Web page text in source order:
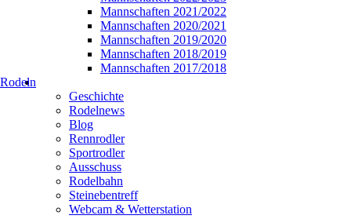
Mannschaften 2021/2022
Mannschaften 2020/2021
Mannschaften 2019/2020
Mannschaften 2018/2019
Mannschaften 2017/2018
Rodeln
Geschichte
Rodelnews
Blog
Rennrodler
Sportrodler
Ausschuss
Rodelbahn
Steinebentreff
Webcam & Wetterstation